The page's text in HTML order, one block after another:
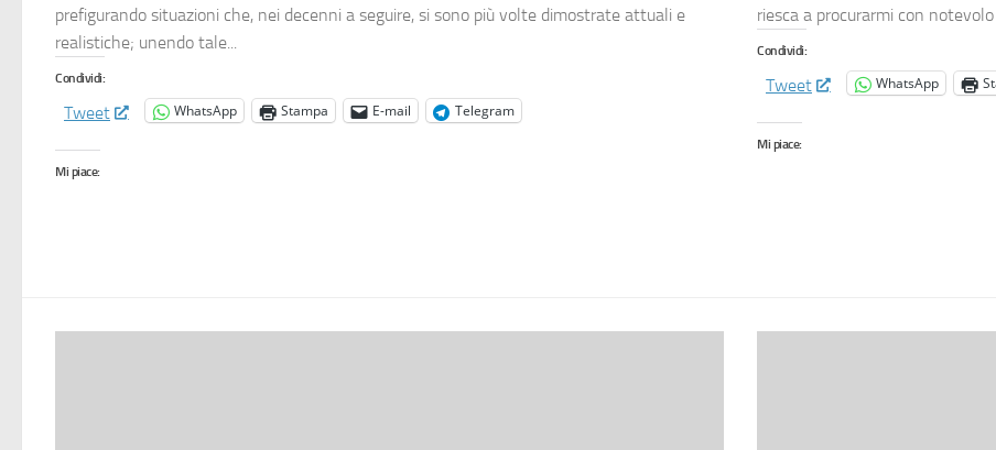
prefigurando situazioni che, nei decenni a seguire, si sono più volte dimostrate attuali e
realistiche; unendo tale...
Condividi:
Tweet WhatsApp Stampa E-mail Telegram
Mi piace:
riesca a procurarmi con
Condividi:
Tweet WhatsApp
Mi piace: